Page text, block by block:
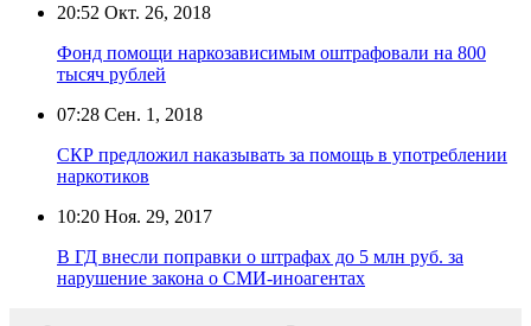
20:52 Окт. 26, 2018
Фонд помощи наркозависимым оштрафовали на 800
тысяч рублей
07:28 Сен. 1, 2018
СКР предложил наказывать за помощь в употреблении
наркотиков
10:20 Ноя. 29, 2017
В ГД внесли поправки о штрафах до 5 млн руб. за
нарушение закона о СМИ-иноагентах